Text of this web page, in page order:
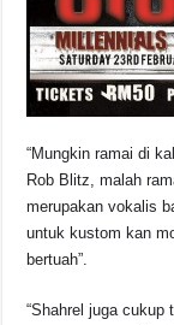
“Mungkin ramai di
Rob Blitz, malah
merupakan vokalis
untuk kustom kan
bertuah”.
“Shahrel juga cukup